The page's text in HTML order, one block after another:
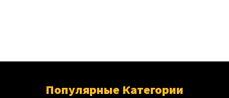
Популярные Категории